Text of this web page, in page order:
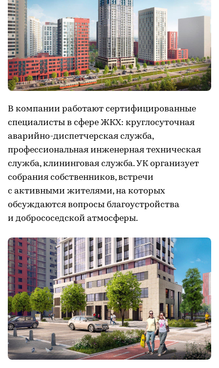
В компании работают сертифицированные
специалисты в сфере ЖКХ: круглосуточная
аварийно-диспетчерская служба,
профессиональная инженерная техническая
служба, клининговая служба. УК организует
собрания собственников, встречи
с активными жителями, на которых
обсуждаются вопросы благоустройства
и добрососедской атмосферы.